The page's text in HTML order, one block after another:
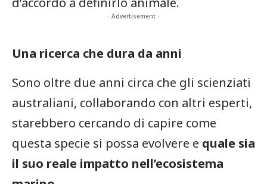
- Advertisement -
Una ricerca che dura da anni
Sono oltre due anni circa che gli scienziati
australiani, collaborando con altri esperti,
starebbero cercando di capire come
questa specie si possa evolvere e quale sia
il suo reale impatto nell’ecosistema